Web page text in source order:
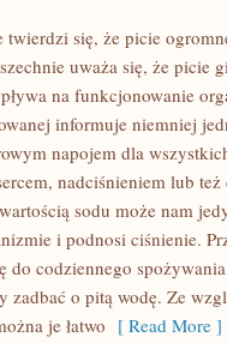
twierdzi się, że picie
uważa się, że picie
na funkcjonowanie
informuje niemniej
napojem dla
nadciśnieniem lub
sodu może nam
i podnosi ciśnienie.
do codziennego
zadbać o pitą wodę. Ze
je łatwo [ Read More ]